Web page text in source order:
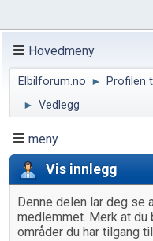
Hovedmeny
Elbilforum.no ► Profilen
► Vedlegg
meny
Vis innlegg
Denne delen lar deg se
medlemmet. Merk at du
områder du har tilgang